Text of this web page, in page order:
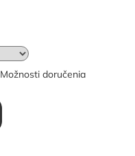
Možnosti doručenia